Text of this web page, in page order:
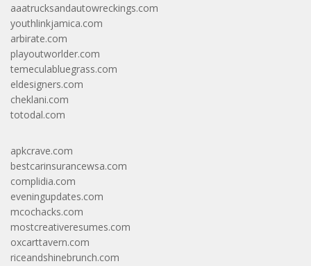
aaatrucksandautowreckings.com
youthlinkjamica.com
arbirate.com
playoutworlder.com
temeculabluegrass.com
eldesigners.com
cheklani.com
totodal.com
apkcrave.com
bestcarinsurancewsa.com
complidia.com
eveningupdates.com
mcochacks.com
mostcreativeresumes.com
oxcarttavern.com
riceandshinebrunch.com